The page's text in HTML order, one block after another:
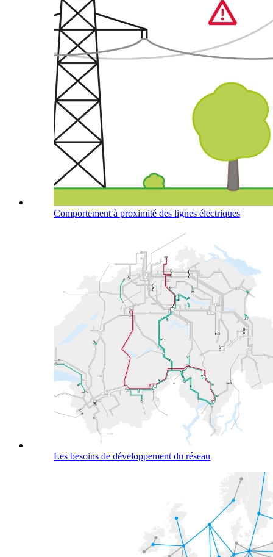
Comportement à proximité des lignes électriques
Les besoins de développement du réseau